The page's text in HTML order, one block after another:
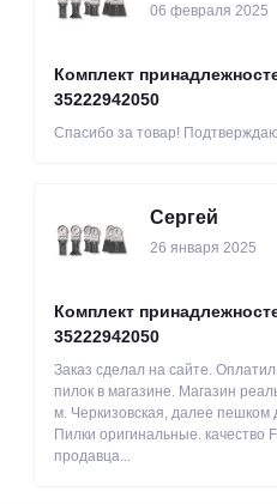
06 февраля 2025
Комплект
35222942050
Спасибо за товар! Подтверждаю
Сергей
26 января 2025
Комплект
35222942050
Заказ сделал на сайте.
пилок в магазине. Магазин
м. Черкизовская, далее пешком
Пилки оригинальные. качество
продавца...